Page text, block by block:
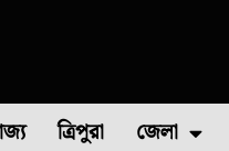
ত্রিপুরা জেলা